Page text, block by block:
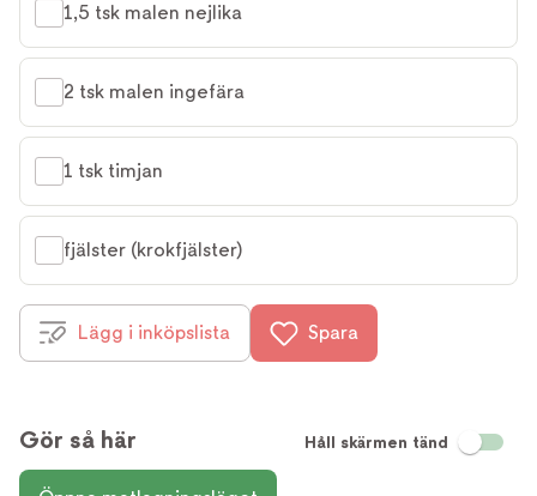
1,5 tsk malen nejlika
2 tsk malen ingefära
1 tsk timjan
fjälster (krokfjälster)
Lägg i inköpslista Spara
Gör så här Håll skärmen tänd